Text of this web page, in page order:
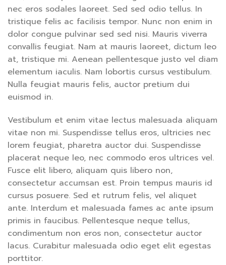
nec eros sodales laoreet. Sed sed odio tellus. In
tristique felis ac facilisis tempor. Nunc non enim in
dolor congue pulvinar sed sed nisi. Mauris viverra
convallis feugiat. Nam at mauris laoreet, dictum leo
at, tristique mi. Aenean pellentesque justo vel diam
elementum iaculis. Nam lobortis cursus vestibulum.
Nulla feugiat mauris felis, auctor pretium dui
euismod in.
Vestibulum et enim vitae lectus malesuada aliquam
vitae non mi. Suspendisse tellus eros, ultricies nec
lorem feugiat, pharetra auctor dui. Suspendisse
placerat neque leo, nec commodo eros ultrices vel.
Fusce elit libero, aliquam quis libero non,
consectetur accumsan est. Proin tempus mauris id
cursus posuere. Sed et rutrum felis, vel aliquet
ante. Interdum et malesuada fames ac ante ipsum
primis in faucibus. Pellentesque neque tellus,
condimentum non eros non, consectetur auctor
lacus. Curabitur malesuada odio eget elit egestas
porttitor.